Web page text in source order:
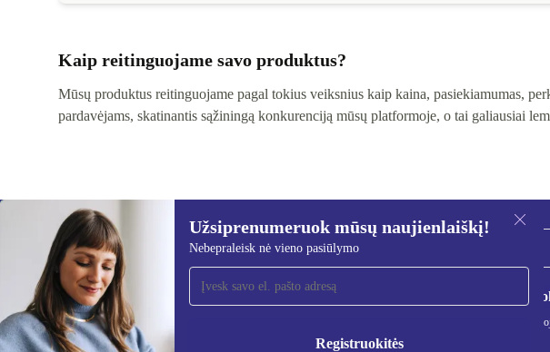
Kaip reitinguojame savo produktus?
Mūsų produktus reitinguojame pagal tokius veiksnius kaip kaina, pasiekiamumas,
pardavėjams, skatinantis sąžiningą konkurenciją mūsų platformoje, o tai galiausiai
Užsiprenumeruok mūsų naujienlaiškį!
Nebepraleisk nė vieno pasiūlymo
Registruokitės
Užsiprenumeruok mūsų
naujienlaiškį!
Nebepraleisk nė vieno pasiūlymo.
Informaciją apie asmens duomenų
Privatumo politikoje